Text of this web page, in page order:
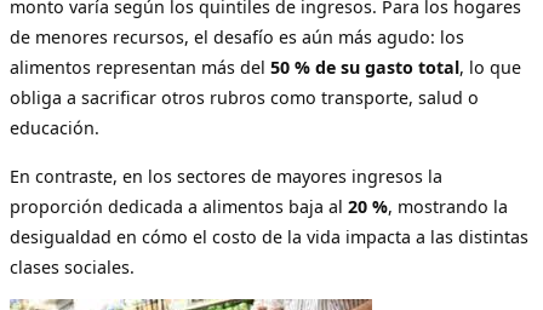
monto varía según los quintiles de ingresos. Para los hogares
de menores recursos, el desafío es aún más agudo: los
alimentos representan más del 50 % de su gasto total, lo que
obliga a sacrificar otros rubros como transporte, salud o
educación.
En contraste, en los sectores de mayores ingresos la
proporción dedicada a alimentos baja al 20 %, mostrando la
desigualdad en cómo el costo de la vida impacta a las distintas
clases sociales.